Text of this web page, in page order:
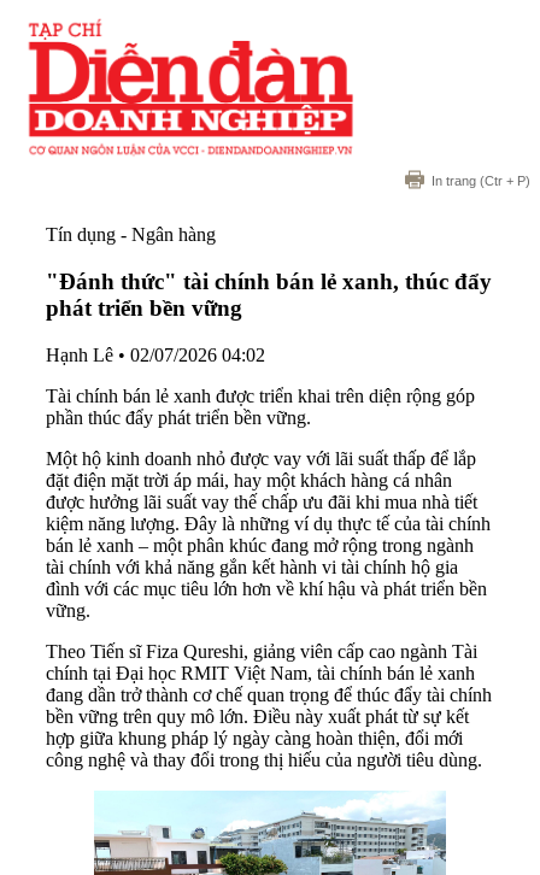
In trang (Ctr + P)
Tín dụng - Ngân hàng
"Đánh thức" tài chính bán lẻ xanh, thúc đẩy
phát triển bền vững
Hạnh Lê • 02/07/2026 04:02
Tài chính bán lẻ xanh được triển khai trên diện rộng góp
phần thúc đẩy phát triển bền vững.
Một hộ kinh doanh nhỏ được vay với lãi suất thấp để lắp
đặt điện mặt trời áp mái, hay một khách hàng cá nhân
được hưởng lãi suất vay thế chấp ưu đãi khi mua nhà tiết
kiệm năng lượng. Đây là những ví dụ thực tế của tài chính
bán lẻ xanh – một phân khúc đang mở rộng trong ngành
tài chính với khả năng gắn kết hành vi tài chính hộ gia
đình với các mục tiêu lớn hơn về khí hậu và phát triển bền
vững.
Theo Tiến sĩ Fiza Qureshi, giảng viên cấp cao ngành Tài
chính tại Đại học RMIT Việt Nam, tài chính bán lẻ xanh
đang dần trở thành cơ chế quan trọng để thúc đẩy tài chính
bền vững trên quy mô lớn. Điều này xuất phát từ sự kết
hợp giữa khung pháp lý ngày càng hoàn thiện, đổi mới
công nghệ và thay đổi trong thị hiếu của người tiêu dùng.